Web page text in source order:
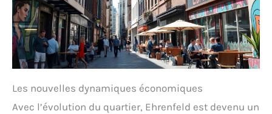
Les nouvelles dynamiques économiques
Avec l’évolution du quartier, Ehrenfeld est devenu un